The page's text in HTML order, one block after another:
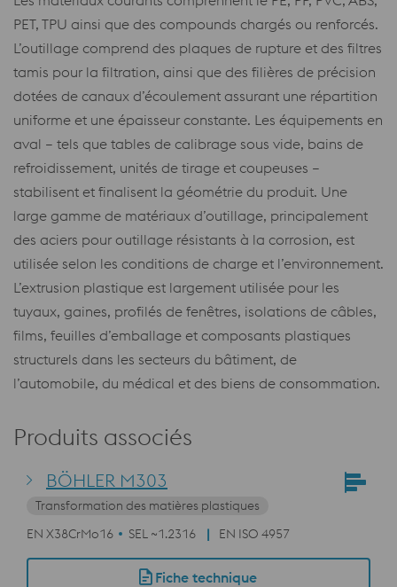
PET, TPU ainsi que des compounds chargés ou renforcés.
L’outillage comprend des plaques de rupture et des filtres
tamis pour la filtration, ainsi que des filières de précision
dotées de canaux d’écoulement assurant une répartition
uniforme et une épaisseur constante. Les équipements en
aval – tels que tables de calibrage sous vide, bains de
refroidissement, unités de tirage et coupeuses –
stabilisent et finalisent la géométrie du produit. Une
large gamme de matériaux d’outillage, principalement
des aciers pour outillage résistants à la corrosion, est
utilisée selon les conditions de charge et l’environnement.
L’extrusion plastique est largement utilisée pour les
tuyaux, gaines, profilés de fenêtres, isolations de câbles,
films, feuilles d’emballage et composants plastiques
structurels dans les secteurs du bâtiment, de
l’automobile, du médical et des biens de consommation.
Produits associés
BÖHLER M303
Transformation des matières plastiques
EN X38CrMo16
SEL ~1.2316 EN ISO 4957
Fiche technique